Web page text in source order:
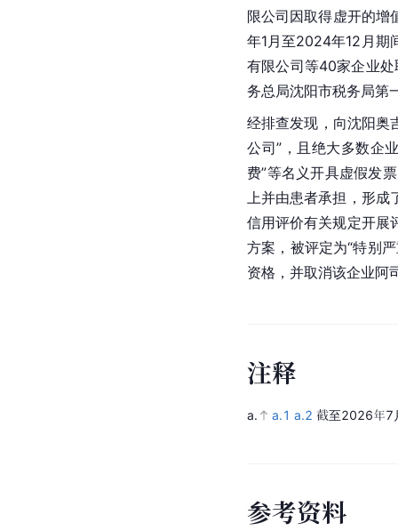
限公司因取得虚开的增
年1月至2024年12月期
有限公司等40家企业
务总局沈阳市税务局第
经排查发现，向沈阳奥
公司”，且绝大多数企
费”等名义开具虚假发
上并由患者承担，形成
信用评价有关规定开展
方案，被评定为“特别
资格，并取消该企业阿
注释
a. a.1 a.2 截至2026年7
参考资料